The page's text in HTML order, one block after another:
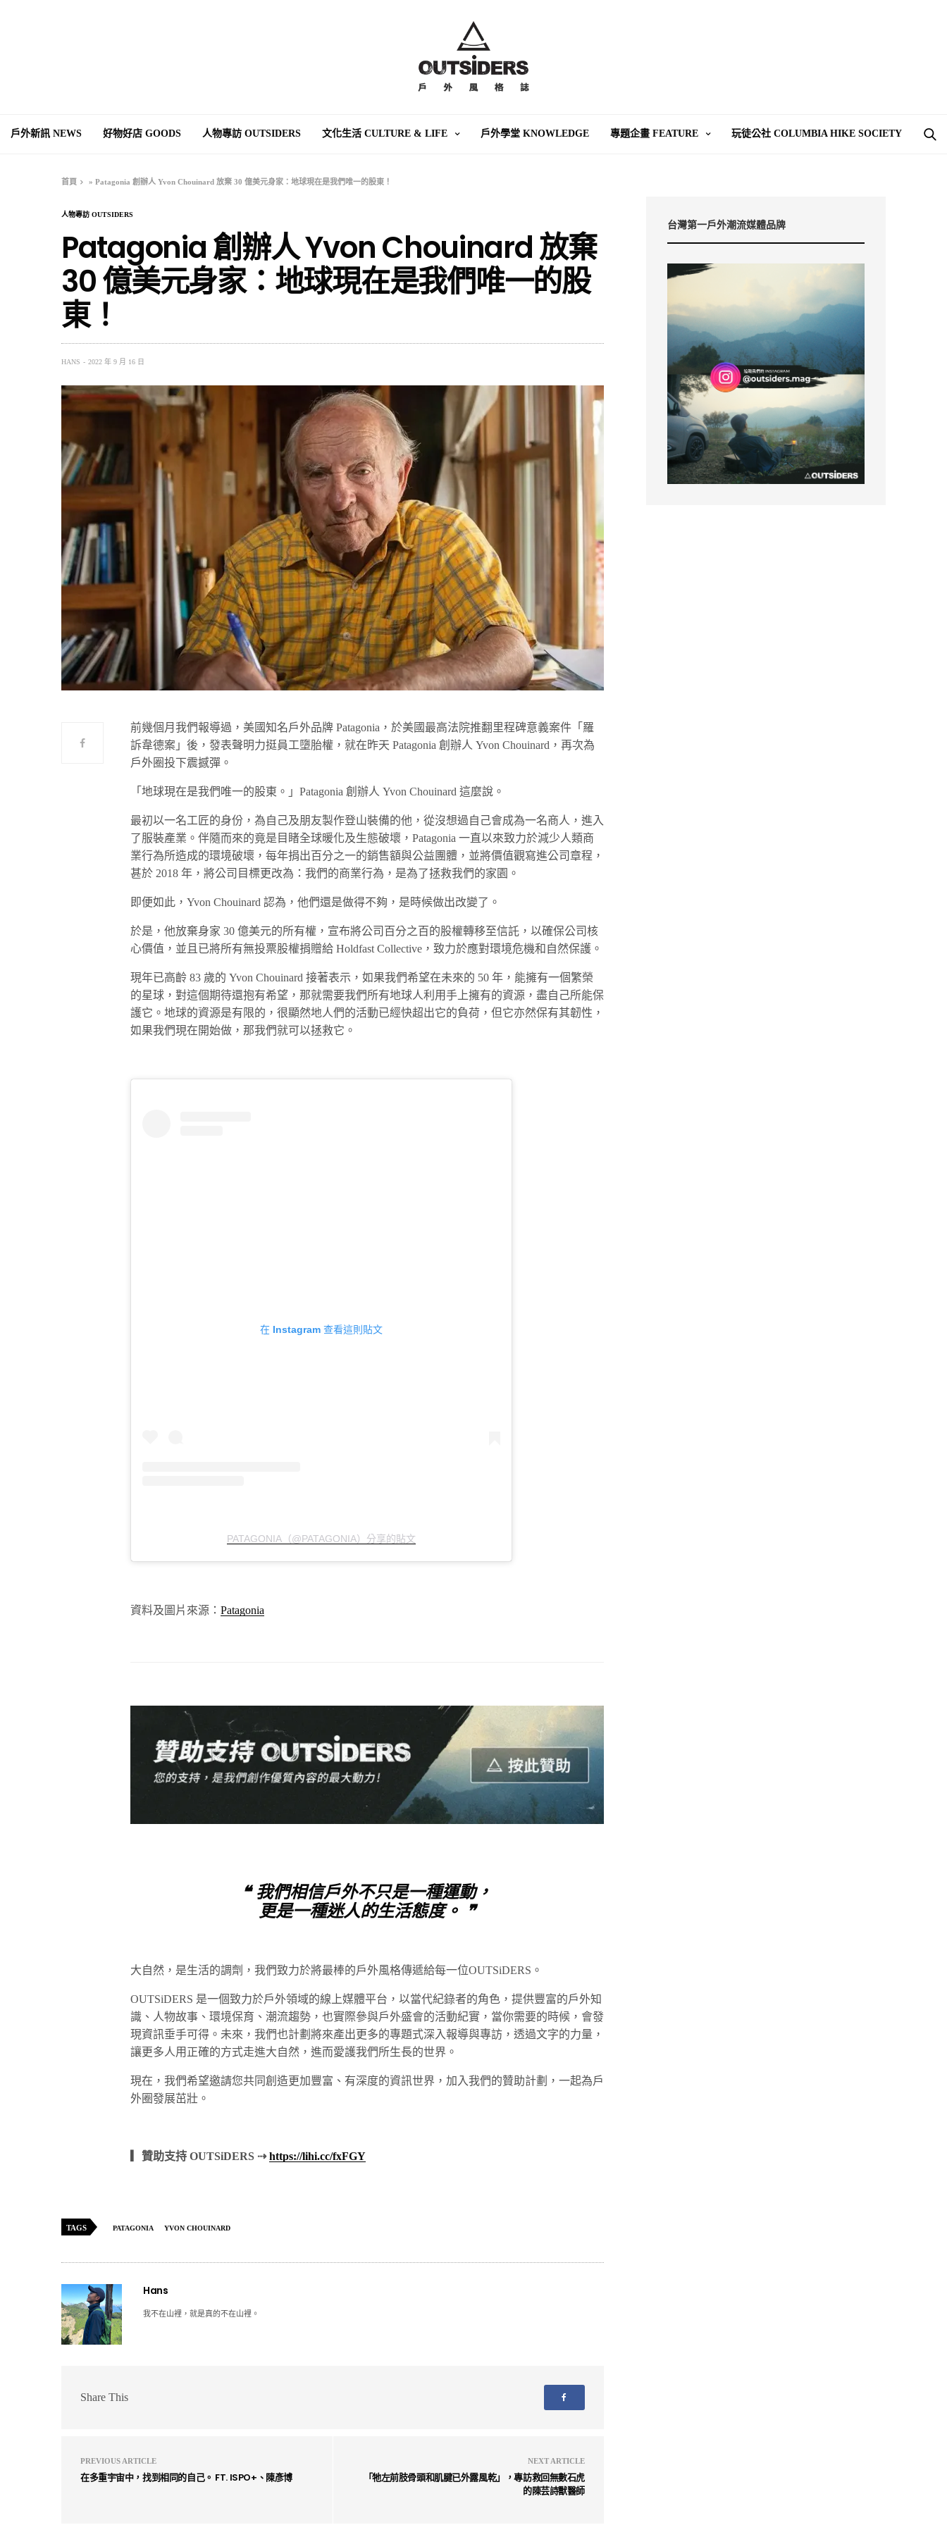
戶外新訊 NEWS 好物好店 GOODS 人物專訪 OUTSIDERS 文化生活 CULTURE & LIFE 戶外學堂 KNOWLEDGE 專題企畫 FEATURE 玩徒公社 COLUMBIA HIKE SOCIETY
首頁 »Patagonia 創辦人 Yvon Chouinard 放棄 30 億美元身家：地球現在是我們唯一的股東！
人物專訪 OUTSIDERS
Patagonia 創辦人 Yvon Chouinard 放棄
30 億美元身家：地球現在是我們唯一的股
東！
HANS 2022 年 9 月 16 日
前幾個月我們報導過，美國知名戶外品牌 Patagonia，於美國最高法院推翻里程碑意義案件「羅
訴韋德案」後，發表聲明力挺員工墮胎權，就在昨天 Patagonia 創辦人 Yvon Chouinard，再次為
戶外圈投下震撼彈。
「地球現在是我們唯一的股東。」Patagonia 創辦人 Yvon Chouinard 這麼說。
最初以一名工匠的身份，為自己及朋友製作登山裝備的他，從沒想過自己會成為一名商人，進入
了服裝產業。伴隨而來的竟是目睹全球暖化及生態破壞，Patagonia 一直以來致力於減少人類商
業行為所造成的環境破壞，每年捐出百分之一的銷售額與公益團體，並將價值觀寫進公司章程，
甚於 2018 年，將公司目標更改為：我們的商業行為，是為了拯救我們的家園。
即便如此，Yvon Chouinard 認為，他們還是做得不夠，是時候做出改變了。
於是，他放棄身家 30 億美元的所有權，宣布將公司百分之百的股權轉移至信託，以確保公司核
心價值，並且已將所有無投票股權捐贈給 Holdfast Collective，致力於應對環境危機和自然保護。
現年已高齡 83 歲的 Yvon Chouinard 接著表示，如果我們希望在未來的 50 年，能擁有一個繁榮
的星球，對這個期待還抱有希望，那就需要我們所有地球人利用手上擁有的資源，盡自己所能保
護它。地球的資源是有限的，很顯然地人們的活動已經快超出它的負荷，但它亦然保有其韌性，
如果我們現在開始做，那我們就可以拯救它。
在 Instagram 查看這則貼文
PATAGONIA（@PATAGONIA）分享的貼文
資料及圖片來源： Patagonia
❝ 我們相信戶外不只是一種運動，
更是一種迷人的生活態度。 ❞
大自然，是生活的調劑，我們致力於將最棒的戶外風格傳遞給每一位OUTSiDERS。
OUTSiDERS 是一個致力於戶外領域的線上媒體平台，以當代紀錄者的角色，提供豐富的戶外知
識、人物故事、環境保育、潮流趨勢，也實際參與戶外盛會的活動紀實，當你需要的時候，會發
現資訊垂手可得。未來，我們也計劃將來產出更多的專題式深入報導與專訪，透過文字的力量，
讓更多人用正確的方式走進大自然，進而愛護我們所生長的世界。
現在，我們希望邀請您共同創造更加豐富、有深度的資訊世界，加入我們的贊助計劃，一起為戶
外圈發展茁壯。
▎贊助支持 OUTSiDERS ⇢https://lihi.cc/fxFGY
TAGS PATAGONIA YVON CHOUINARD
Hans
我不在山裡，就是真的不在山裡。
Share This
PREVIOUS ARTICLE
在多重宇宙中，找到相同的自己。 FT. ISPO+、陳彥博
NEXT ARTICLE
「牠左前肢骨頭和肌腱已外露風乾」，專訪救回無數石虎
的陳芸詩獸醫師
台灣第一戶外潮流媒體品牌